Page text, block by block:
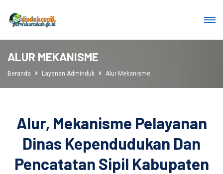
ALUR MEKANISME
Beranda Layanan Adminduk Alur Mekanisme
Alur, Mekanisme Pelayanan
Dinas Kependudukan Dan
Pencatatan Sipil Kabupaten